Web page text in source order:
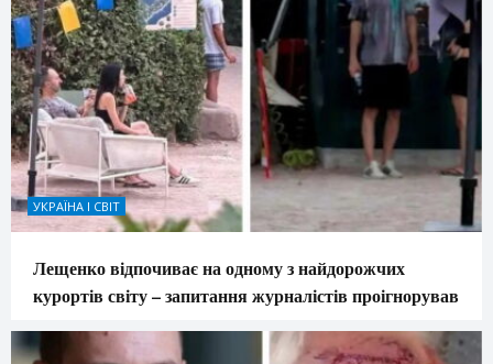
УКРАЇНА І СВІТ
Лещенко відпочиває на одному з найдорожчих
курортів світу – запитання журналістів проігнорував